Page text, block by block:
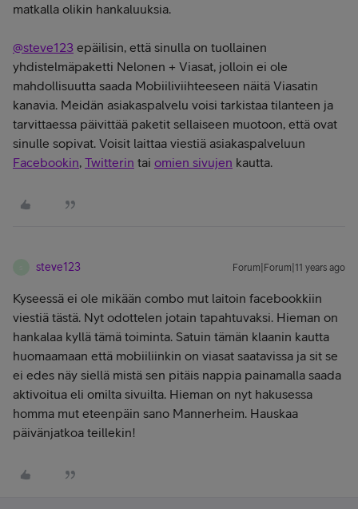
matkalla olikin hankaluuksia.
@steve123 epäilisin, että sinulla on tuollainen
yhdistelmäpaketti Nelonen + Viasat, jolloin ei ole
mahdollisuutta saada Mobiiliviihteeseen näitä Viasatin
kanavia. Meidän asiakaspalvelu voisi tarkistaa tilanteen ja
tarvittaessa päivittää paketit sellaiseen muotoon, että ovat
sinulle sopivat. Voisit laittaa viestiä asiakaspalveluun
Facebookin, Twitterin tai omien sivujen kautta.
steve123 Forum|Forum|11 years ago
Kyseessä ei ole mikään combo mut laitoin facebookkiin
viestiä tästä. Nyt odottelen jotain tapahtuvaksi. Hieman on
hankalaa kyllä tämä toiminta. Satuin tämän klaanin kautta
huomaamaan että mobiiliinkin on viasat saatavissa ja sit se
ei edes näy siellä mistä sen pitäis nappia painamalla saada
aktivoitua eli omilta sivuilta. Hieman on nyt hakusessa
homma mut eteenpäin sano Mannerheim. Hauskaa
päivänjatkoa teillekin!